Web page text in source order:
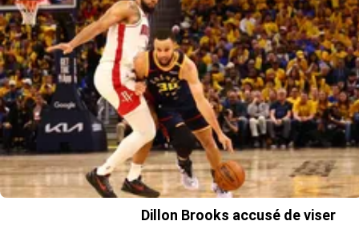
Dillon Brooks accusé de viser